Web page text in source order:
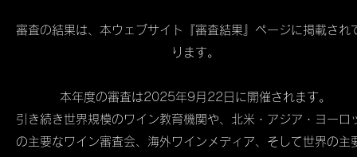
審査の結果は、本ウェブサイト『審査結果』ページに掲載され
ります。
本年度の審査は2025年9月22日に開催されます。
引き続き世界規模のワイン教育機関や、北米・アジア・ヨーロ
の主要なワイン審査会、海外ワインメディア、そして世界の主